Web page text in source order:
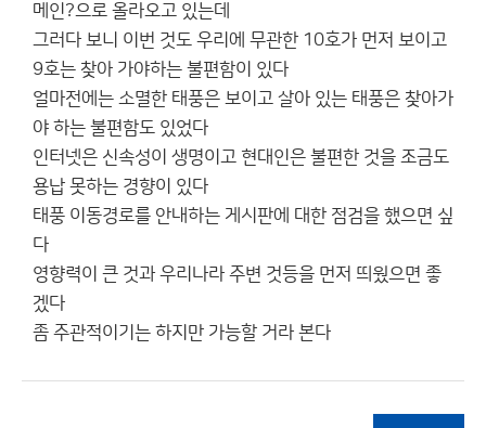
메인?으로 올라오고 있는데
그러다 보니 이번 것도 우리에 무관한 10호가 먼저 보이고
9호는 찾아 가야하는 불편함이 있다
얼마전에는 소멸한 태풍은 보이고 살아 있는 태풍은 찾아가
야 하는 불편함도 있었다
인터넷은 신속성이 생명이고 현대인은 불편한 것을 조금도
용납 못하는 경향이 있다
태풍 이동경로를 안내하는 게시판에 대한 점검을 했으면 싶
다
영향력이 큰 것과 우리나라 주변 것등을 먼저 띄웠으면 좋
겠다
좀 주관적이기는 하지만 가능할 거라 본다